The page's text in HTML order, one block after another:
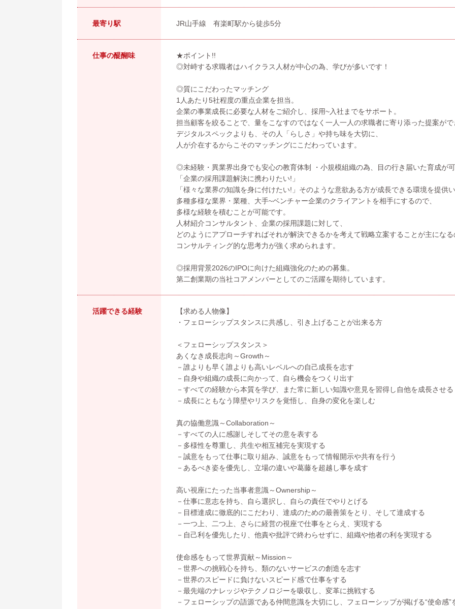
最寄り駅 JR山手線 有楽町駅から徒歩5分
仕事の醍醐味
★ポイント!!
◎対峙する求職者はハイクラス人材が中心の為、学びが多いです！
◎質にこだわったマッチング
1人あたり5社程度の重点企業を担当。
企業の事業成長に必要な人材をご紹介し、採用~入社までをサポート。
担当顧客を絞ることで、量をこなすのではなく一人一人の求職者に寄り添った提案がで
デジタルスペックよりも、その人「らしさ」や持ち味を大切に、
人が介在するからこそのマッチングにこだわっています。
◎未経験・異業界出身でも安心の教育体制 ・小規模組織の為、目の行き届いた育成が可
「企業の採用課題解決に携わりたい!」
「様々な業界の知識を身に付けたい!」そのような意欲ある方が成長できる環境を提供い
多種多様な業界・業種、大手~ベンチャー企業のクライアントを相手にするので、
多様な経験を積むことが可能です。
人材紹介コンサルタント、企業の採用課題に対して、
どのようにアプローチすればそれが解決できるかを考えて戦略立案することが主になる
コンサルティング的な思考力が強く求められます。
◎採用背景2026のIPOに向けた組織強化のための募集。
第二創業期の当社コアメンバーとしてのご活躍を期待しています。
活躍できる経験
【求める人物像】
・フェローシップスタンスに共感し、引き上げることが出来る方
＜フェローシップスタンス＞
あくなき成長志向～Growth～
－誰よりも早く誰よりも高いレベルへの自己成長を志す
－自身や組織の成長に向かって、自ら機会をつくり出す
－すべての経験から本質を学び、また常に新しい知識や意見を習得し自他を成長させる
－成長にともなう障壁やリスクを覚悟し、自身の変化を楽しむ
真の協働意識～Collaboration～
－すべての人に感謝しそしてその意を表する
－多様性を尊重し、共生や相互補完を実現する
－誠意をもって仕事に取り組み、誠意をもって情報開示や共有を行う
－あるべき姿を優先し、立場の違いや葛藤を超越し事を成す
高い視座にたった当事者意識～Ownership～
－仕事に意志を持ち、自ら選択し、自らの責任でやりとげる
－目標達成に徹底的にこだわり、達成のための最善策をとり、そして達成する
－一つ上、二つ上、さらに経営の視座で仕事をとらえ、実現する
－自己利を優先したり、他責や批評で終わらせずに、組織や他者の利を実現する
使命感をもって世界貢献～Mission～
－世界への挑戦心を持ち、類のないサービスの創造を志す
－世界のスピードに負けないスピード感で仕事をする
－最先端のナレッジやテクノロジーを吸収し、変革に挑戦する
－フェローシップの語源である仲間意識を大切にし、フェローシップが掲げる“使命感”